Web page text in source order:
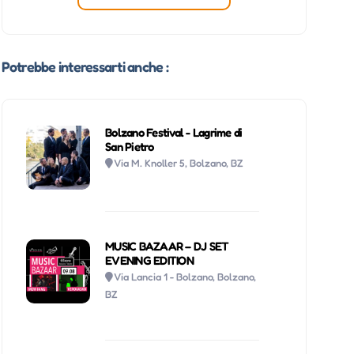
Potrebbe interessarti anche :
Bolzano Festival - Lagrime di
San Pietro
Via M. Knoller 5, Bolzano, BZ
MUSIC BAZAAR – DJ SET
EVENING EDITION
Via Lancia 1 - Bolzano, Bolzano,
BZ